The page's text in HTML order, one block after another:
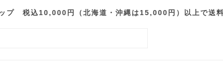
プ 税込10,000円（北海道・沖縄は15,000円）以上で送